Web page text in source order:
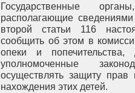
Государственные
располагающие
второй статьи 116
сообщить об этом в
опеки и попечительства,
уполномоченные
осуществлять защиту
нахождения этих детей.